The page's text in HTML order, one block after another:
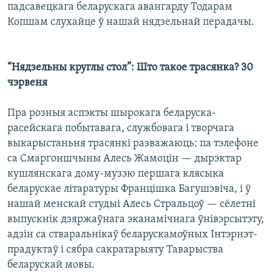
падсавецкага беларускага авангарду Тодарам
Копшам слухайце ў нашай нядзельнай перадачы.
“Нядзельны круглы стол”: Што такое трасянка? 30
чэрвеня
Пра розныя аспэкты шырокага беларуска-
расейскага побытавага, службовага і творчага
выкарыстаньня трасянкі разважаюць: па тэлефоне
са Смаргоншчыны Алесь Жамоцін — дырэктар
кушлянскага дому-музэю першага клясыка
беларускае літаратуры Францішка Багушэвіча, і ў
нашай менскай студыі Алесь Стральцоў — сёлетні
выпускнік дзяржаўнага эканамічнага ўнівэрсытэту,
адзін са стваральнікаў беларускамоўных Інтэрнэт-
прадуктаў і сябра сакратарыяту Таварыства
беларускай мовы.